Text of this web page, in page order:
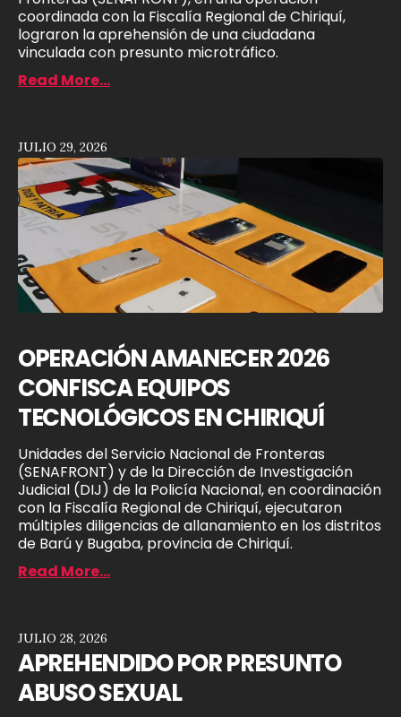
coordinada con la Fiscalía Regional de Chiriquí,
lograron la aprehensión de una ciudadana
vinculada con presunto microtráfico.
Read More...
OPERACIÓN AMANECER 2026
CONFISCA EQUIPOS
TECNOLÓGICOS EN CHIRIQUÍ
Unidades del Servicio Nacional de Fronteras
(SENAFRONT) y de la Dirección de Investigación
Judicial (DIJ) de la Policía Nacional, en coordinación
con la Fiscalía Regional de Chiriquí, ejecutaron
múltiples diligencias de allanamiento en los distritos
de Barú y Bugaba, provincia de Chiriquí.
JULIO 29, 2026
Read More...
APREHENDIDO POR PRESUNTO
ABUSO SEXUAL
JULIO 28, 2026